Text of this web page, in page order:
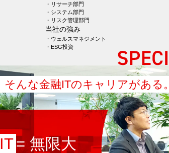
リサーチ部門
システム部門
リスク管理部門
当社の強み
ウェルスマネジメント
ESG投資
IT= 無限大
そんな金融ITのキャリアがある。